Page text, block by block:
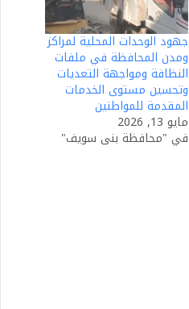
جهود الوحدات المحلية لمراكز
ومدن المحافظة في ملفات
النظافة ومواجهة التعديات
وتحسين مستوى الخدمات
المقدمة للمواطنين
مايو 13, 2026
في "محافظة بنى سويف"